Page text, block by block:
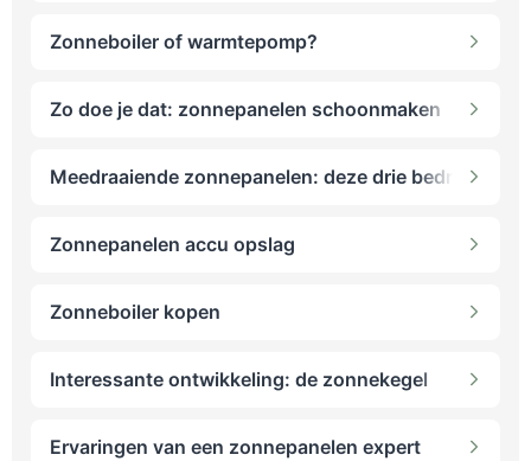
Zonneboiler of warmtepomp?
Zo doe je dat: zonnepanelen schoonmaken
Meedraaiende zonnepanelen: deze drie bedrijven
Zonnepanelen accu opslag
Zonneboiler kopen
Interessante ontwikkeling: de zonnekegel
Ervaringen van een zonnepanelen expert